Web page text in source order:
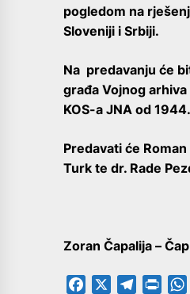
pogledom na
Sloveniji i Srbiji.
Na predavanju će
građa Vojnog
KOS-a JNA od
Predavati će
Turk te dr. Rade
Zoran Čapalija –
Facebook Telegram